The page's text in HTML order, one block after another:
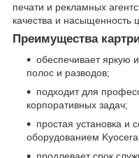
печати и рекламных
качества и насыщенность
Преимущества
обеспечивает яркую
полос и разводов;
подходит для
корпоративных задач;
простая установка и
оборудованием